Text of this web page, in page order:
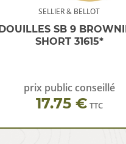
SELLIER & BELLOT
DOUILLES SB 9
SHORT 31615*
prix public conseillé
17.75 € TTC